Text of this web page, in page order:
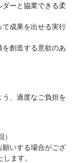
ダーと協業できる柔
て成果を出せる実行
を創造する意欲のあ
、過度なご負担を
いする場合がござ
ます。